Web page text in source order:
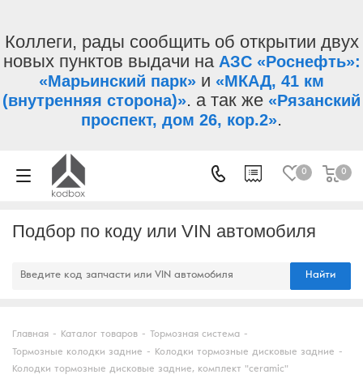
Коллеги, рады сообщить об открытии двух
новых пунктов выдачи на АЗС «Роснефть»:
«Марьинский парк» и «МКАД, 41 км
(внутренняя сторона)». а так же «Рязанский
проспект, дом 26, кор.2».
0 0
Подбор по коду или VIN автомобиля
Найти
Главная - Каталог товаров - Тормозная система -
Тормозные колодки задние - Колодки тормозные дисковые задние -
Колодки тормозные дисковые задние, комплект "ceramic"